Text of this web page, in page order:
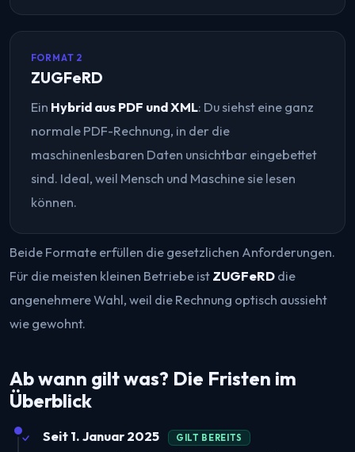
FORMAT 2
ZUGFeRD
Ein Hybrid aus PDF und XML: Du siehst eine ganz
normale PDF-Rechnung, in der die
maschinenlesbaren Daten unsichtbar eingebettet
sind. Ideal, weil Mensch und Maschine sie lesen
können.
Beide Formate erfüllen die gesetzlichen Anforderungen.
Für die meisten kleinen Betriebe ist ZUGFeRD die
angenehmere Wahl, weil die Rechnung optisch aussieht
wie gewohnt.
Ab wann gilt was? Die Fristen im
Überblick
Seit 1. Januar 2025 GILT BEREITS